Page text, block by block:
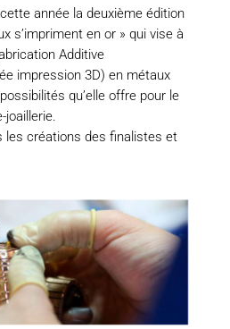
année la deuxième édition
s’impriment en or » qui vise à
Additive
impression 3D) en métaux
qu’elle offre pour le
joaillerie.
les créations des finalistes et